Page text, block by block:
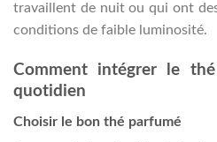
travaillent de nuit ou qui ont
conditions de faible luminosité.
Comment intégrer le
quotidien
Choisir le bon thé parfumé